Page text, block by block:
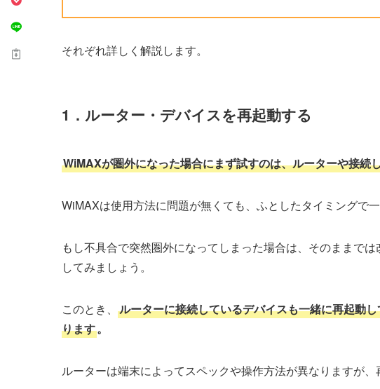
それぞれ詳しく解説します。
1．ルーター・デバイスを再起動する
WiMAXが圏外になった場合にまず試すのは、ルーターや接続
WiMAXは使用方法に問題が無くても、ふとしたタイミングで
もし不具合で突然圏外になってしまった場合は、そのままで
してみましょう。
このとき、 ルーターに接続しているデバイスも一緒に再起動
ります。
ルーターは端末によってスペックや操作方法が異なりますが、